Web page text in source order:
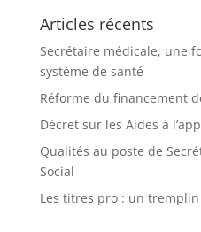
Articles récents
Secrétaire médicale, une
système de santé
Réforme du financement
Décret sur les Aides à
Qualités au poste de
Social
Les titres pro : un tremplin